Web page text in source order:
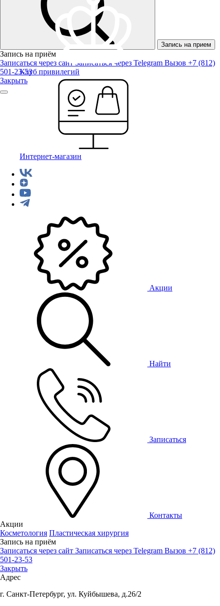
Запись на прием
Запись на приём
Записаться через сайт Записаться через Telegram Вызов +7 (812)
501-23-53
Закрыть
Клуб привилегий
Интернет-магазин
Акции
Найти
Записаться
Контакты
Акции
Косметология Пластическая хирургия
Запись на приём
Записаться через сайт Записаться через Telegram Вызов +7 (812)
501-23-53
Закрыть
Адрес
г. Санкт-Петербург, ул. Куйбышева, д.26/2